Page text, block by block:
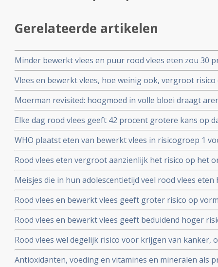
Gerelateerde artikelen
Minder bewerkt vlees en puur rood vlees eten zou 30
diabetes type 2, hart- en vaatziekten, darmkanker en
veroorzaken
Vlees en bewerkt vlees, hoe weinig ook, vergroot
volkoren producten vermindert juist het risico op
bevolkingsonderzoek
Moerman revisited: hoogmoed in volle bloei draagt
bioloog drs. Engelbert Valstar legt de hypocrisie van
analyse over voeding bij kanker
Elke dag rood vlees geeft 42 procent grotere kans op
geen vlees eten blijkt uit groot bevolkingsonderzoek in
WHO plaatst eten van bewerkt vlees in risicogroep 1
rood vlees zelf in categorie 2 op basis van grote
Rood vlees eten vergroot aanzienlijk het risico op het
zwangerschapsdiabetes mellitus (GDM). Noten,
het risico op GDM)
Meisjes die in hun adolescentietijd veel rood vlees
vergroot risico op het krijgen van borstkanker voor de
langjarige studie onder 40.000 verpleegsters.
Rood vlees en bewerkt vlees geeft groter risico op
groot bevolkingsonderzoek
Rood vlees en bewerkt vlees geeft beduidend hoger
aantal nieuwe studies. Een gezonde leefstijl en
voorkomen
Rood vlees wel degelijk risico voor krijgen van kanker,
woorden van Voorlichtingsbureau voor Vlees en het
uit studieanalyse en weerwoord van arts- bioloog drs.
Antioxidanten, voeding en vitamines en mineralen als